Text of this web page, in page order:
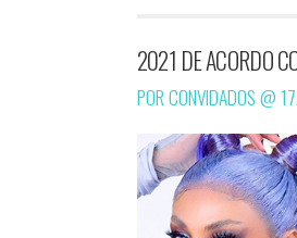
2021 DE ACORDO
POR CONVIDADOS @